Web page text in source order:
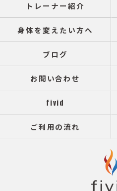
トレーナー紹介
身体を変えたい方へ
ブログ
お問い合わせ
fivid
ご利用の流れ